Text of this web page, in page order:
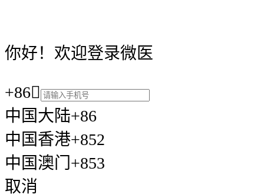
你好！欢迎登录微医
+86
中国大陆+86
中国香港+852
中国澳门+853
取消